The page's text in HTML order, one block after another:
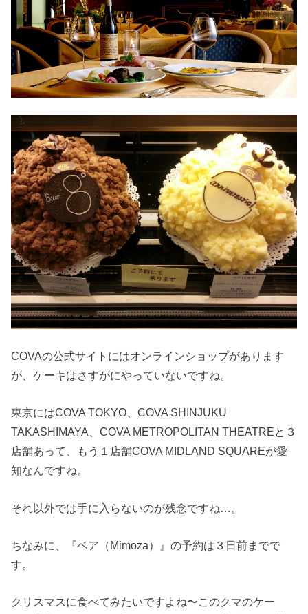
COVAの公式サイトにはオンラインショップがあります
が、ケーキはさすがにやっていないですね。
東京にはCOVA TOKYO、COVA SHINJUKU
TAKASHIMAYA、COVA METROPOLITAN THEATREと３
店舗あって、もう１店舗COVA MIDLAND SQUAREが愛
知なんですね。
それ以外では手に入らないのが残念ですね…。
ちなみに、『ベア（Mimoza）』の予約は３日前までで
す。
クリスマスに食べてみたいですよね〜このクマのケー